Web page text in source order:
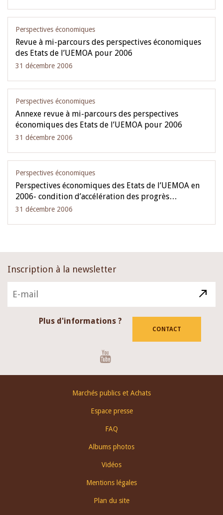
Perspectives économiques
Revue à mi-parcours des perspectives économiques
des Etats de l’UEMOA pour 2006
31 décembre 2006
Perspectives économiques
Annexe revue à mi-parcours des perspectives
économiques des Etats de l’UEMOA pour 2006
31 décembre 2006
Perspectives économiques
Perspectives économiques des Etats de l’UEMOA en
2006- condition d’accélération des progrès…
31 décembre 2006
Inscription à la newsletter
Plus d'informations ?
CONTACT
Marchés publics et Achats
Espace presse
FAQ
Albums photos
Vidéos
Mentions légales
Plan du site